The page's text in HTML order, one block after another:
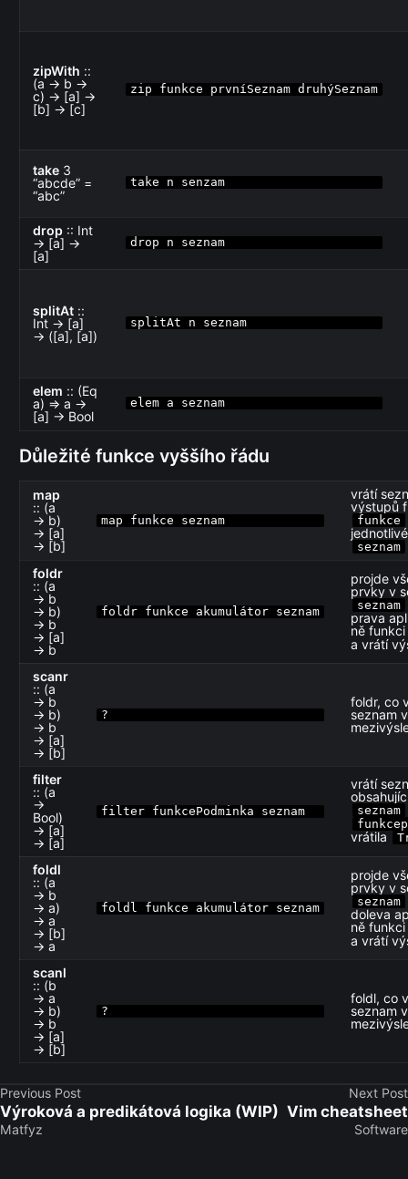
zipWith ::
(a → b →
c) → [a] →
[b] → [c]
zip funkce prvníSeznam druhýSeznam
take 3
“abcde” =
“abc”
take n senzam
drop :: Int
→ [a] →
[a]
drop n seznam
splitAt ::
Int → [a]
→ ([a], [a])
splitAt n seznam
elem :: (Eq
a) ⇒ a →
[a] → Bool
elem a seznam
Důležité funkce vyššího řádu
map
:: (a
→ b)
→ [a]
→ [b]
map funkce seznam
vrátí
výstupů
funkce
seznam
foldr
:: (a
→ b
→ b)
→ b
→ [a]
→ b
foldr funkce akumulátor seznam
projde
prvky v
seznam
prava
ně
a vrátí
scanr
:: (a
→ b
→ b)
→ b
→ [a]
→ [b]
?
foldr, co
seznam
filter
:: (a
→
Bool)
→ [a]
→ [a]
filter funkcePodminka seznam
vrátí
seznam
vrátila
foldl
:: (a
→ b
→ a)
→ a
→ [b]
→ a
foldl funkce akumulátor seznam
projde
prvky v
seznam
doleva
ně
a vrátí
scanl
:: (b
→ a
→ b)
→ b
→ [a]
→ [b]
?
foldl, co
seznam
Previous Post
Výroková a predikátová logika (WIP)
Matfyz
Next Post
Vim cheatsheet
Software